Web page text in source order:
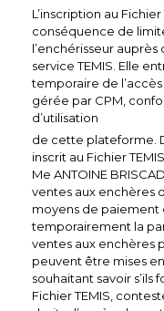
L’inscription au
conséquence de
l’enchérisseur auprès
service TEMIS. Elle
temporaire de
gérée par CPM,
d’utilisation
de cette plateforme.
inscrit au Fichier
Me ANTOINE
ventes aux enchères
moyens de paiement
temporairement la
ventes aux enchères
peuvent être mises
souhaitant savoir s’ils
Fichier TEMIS,